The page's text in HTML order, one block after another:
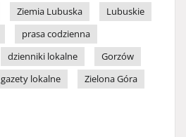
Ziemia Lubuska
Lubuskie
prasa codzienna
dzienniki lokalne
Gorzów
gazety lokalne
Zielona Góra